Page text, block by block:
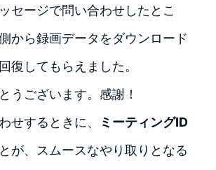
セージで問い合わせしたとこ
から録画データをダウンロード
復してもらえました。
うございます。感謝！
せするときに、
ミーティングID
が、スムースなやり取りとなる